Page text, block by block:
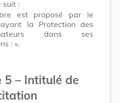
suit :
est proposé par le
la Protection des
dans ses
: ».
5 – Intitulé de